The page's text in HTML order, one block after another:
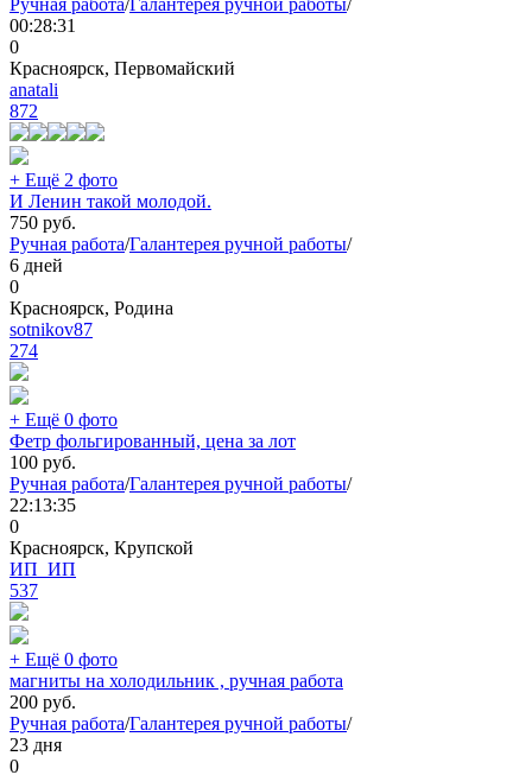
Ручная работа/Галантерея ручной работы/
00:28:31
0
Красноярск, Первомайский
anatali
872
+ Ещё 2 фото
И Ленин такой молодой.
750 руб.
Ручная работа/Галантерея ручной работы/
6 дней
0
Красноярск, Родина
sotnikov87
274
+ Ещё 0 фото
Фетр фольгированный, цена за лот
100 руб.
Ручная работа/Галантерея ручной работы/
22:13:35
0
Красноярск, Крупской
ИП_ИП
537
+ Ещё 0 фото
магниты на холодильник , ручная работа
200 руб.
Ручная работа/Галантерея ручной работы/
23 дня
0